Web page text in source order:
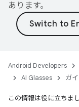
あります。
Android Developers
AI Glasses
ガ
この情報は役に立ちま